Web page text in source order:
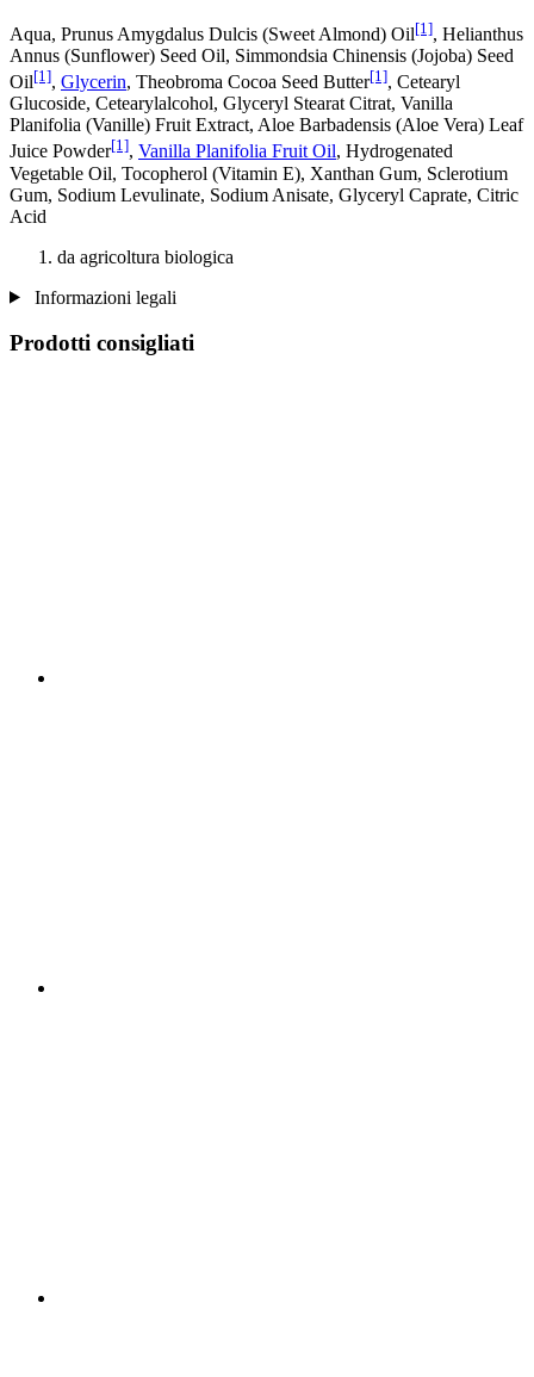
Aqua, Prunus Amygdalus Dulcis (Sweet Almond) Oil[1], Helianthus
Annus (Sunflower) Seed Oil, Simmondsia Chinensis (Jojoba) Seed
Oil[1], Glycerin, Theobroma Cocoa Seed Butter[1], Cetearyl
Glucoside, Cetearylalcohol, Glyceryl Stearat Citrat, Vanilla
Planifolia (Vanille) Fruit Extract, Aloe Barbadensis (Aloe Vera) Leaf
Juice Powder[1], Vanilla Planifolia Fruit Oil, Hydrogenated
Vegetable Oil, Tocopherol (Vitamin E), Xanthan Gum, Sclerotium
Gum, Sodium Levulinate, Sodium Anisate, Glyceryl Caprate, Citric
Acid
da agricoltura biologica
Informazioni legali
Prodotti consigliati